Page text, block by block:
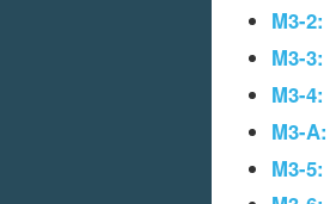
M3-2:
M3-3:
M3-4:
M3-A:
M3-5: